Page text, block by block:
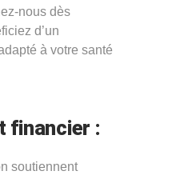
nous dès
d’un
à votre santé
financier :
soutiennent